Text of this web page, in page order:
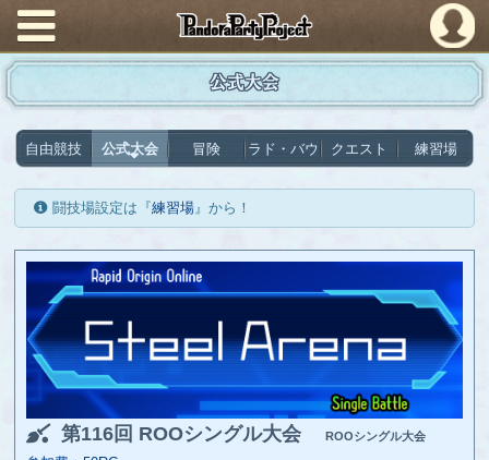
PandoraPartyProject
公式大会
自由競技 公式大会 冒険 ラド・バウ クエスト 練習場
闘技場設定は『練習場』から！
第116回 ROOシングル大会 ROOシングル大会